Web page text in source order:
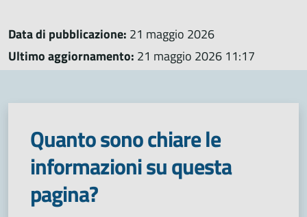
Data di pubblicazione: 21 maggio 2026
Ultimo aggiornamento: 21 maggio 2026 11:17
Quanto sono chiare le
informazioni su questa
pagina?